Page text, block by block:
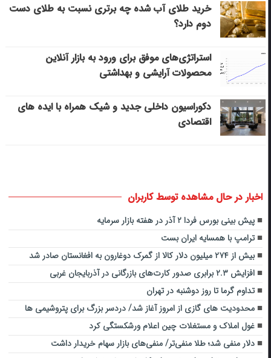
خرید طلای آب شده چه برتری نسبت به طلای دست
دوم دارد؟
استراتژی‌های موفق برای ورود به بازار آنلاین
محصولات آرایشی و بهداشتی
دکوراسیون داخلی جدید و شیک همراه با ایده های
اقتصادی
اخبار در حال مشاهده توسط کاربران
پیش بینی بورس فردا ۲ آذر در هفته بازار سرمایه
ترامپ با همسایه ایران بست
بیش از ۲۷۴ میلیون دلار کالا از گمرک دوغارون به افغانستان صادر شد
افزایش ۲.۳ برابری صدور کارت‌های بازرگانی در آذربایجان غربی
تداوم گرما تا روز دوشنبه در تهران
محدودیت های گازی از امروز آغاز شد/ دردسر بزرگ برای پتروشیمی ها
غول املاک و مستغلات چین اعلام ورشکستگی کرد
دلار منفی شد؛ طلا منفی‌تر/ منفی‌های بازار سهام خریدار داشت